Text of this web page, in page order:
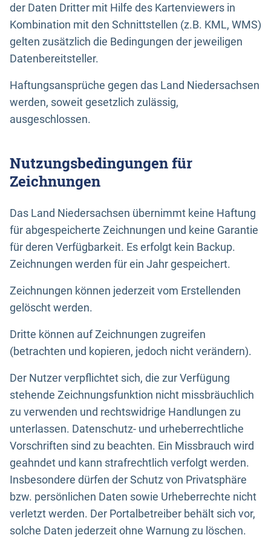
der Daten Dritter mit Hilfe des Kartenviewers in
Kombination mit den Schnittstellen (z.B. KML, WMS)
gelten zusätzlich die Bedingungen der jeweiligen
Datenbereitsteller.
Haftungsansprüche gegen das Land Niedersachsen
werden, soweit gesetzlich zulässig,
ausgeschlossen.
Nutzungsbedingungen für
Zeichnungen
Das Land Niedersachsen übernimmt keine Haftung
für abgespeicherte Zeichnungen und keine Garantie
für deren Verfügbarkeit. Es erfolgt kein Backup.
Zeichnungen werden für ein Jahr gespeichert.
Zeichnungen können jederzeit vom Erstellenden
gelöscht werden.
Dritte können auf Zeichnungen zugreifen
(betrachten und kopieren, jedoch nicht verändern).
Der Nutzer verpflichtet sich, die zur Verfügung
stehende Zeichnungsfunktion nicht missbräuchlich
zu verwenden und rechtswidrige Handlungen zu
unterlassen. Datenschutz- und urheberrechtliche
Vorschriften sind zu beachten. Ein Missbrauch wird
geahndet und kann strafrechtlich verfolgt werden.
Insbesondere dürfen der Schutz von Privatsphäre
bzw. persönlichen Daten sowie Urheberrechte nicht
verletzt werden. Der Portalbetreiber behält sich vor,
solche Daten jederzeit ohne Warnung zu löschen.